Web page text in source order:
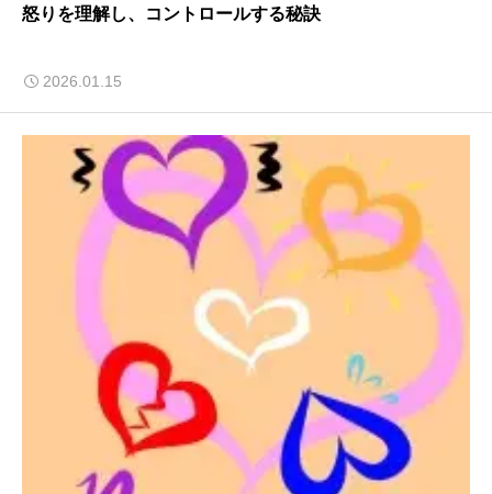
怒りを理解し、コントロールする秘訣
2026.01.15